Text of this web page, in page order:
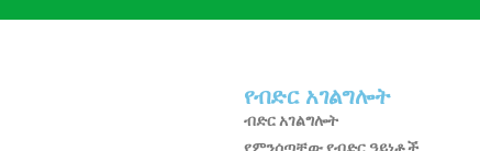
የብድር አገልግሎት
ብድርአገልግሎት